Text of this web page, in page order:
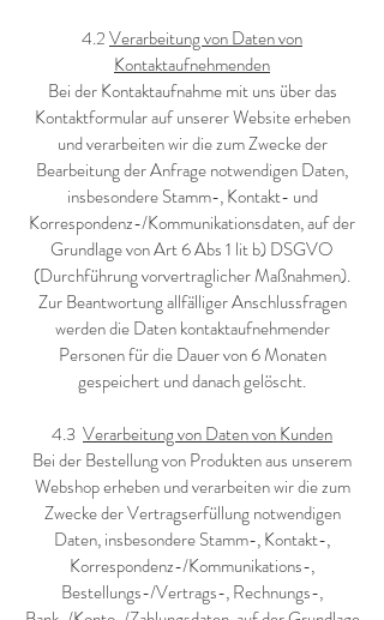
4.2Verarbeitung von Daten von
Kontaktaufnehmenden
Bei der Kontaktaufnahme mit uns über das
Kontaktformular auf unserer Website erheben
und verarbeiten wir die zum Zwecke der
Bearbeitung der Anfrage notwendigen Daten,
insbesondere Stamm-, Kontakt- und
Korrespondenz-/Kommunikationsdaten, auf der
Grundlage von Art 6 Abs 1 lit b) DSGVO
(Durchführung vorvertraglicher Maßnahmen).
Zur Beantwortung allfälliger Anschlussfragen
werden die Daten kontaktaufnehmender
Personen für die Dauer von 6 Monaten
gespeichert und danach gelöscht.
4.3 Verarbeitung von Daten von Kunden
Bei der Bestellung von Produkten aus unserem
Webshop erheben und verarbeiten wir die zum
Zwecke der Vertragserfüllung notwendigen
Daten, insbesondere Stamm-, Kontakt-,
Korrespondenz-/Kommunikations-,
Bestellungs-/Vertrags-, Rechnungs-,